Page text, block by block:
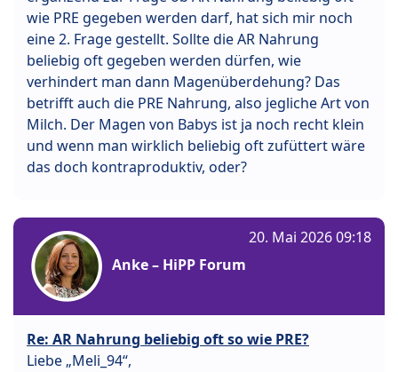
wie PRE gegeben werden darf, hat sich mir noch
eine 2. Frage gestellt. Sollte die AR Nahrung
beliebig oft gegeben werden dürfen, wie
verhindert man dann Magenüberdehung? Das
betrifft auch die PRE Nahrung, also jegliche Art von
Milch. Der Magen von Babys ist ja noch recht klein
und wenn man wirklich beliebig oft zufüttert wäre
das doch kontraproduktiv, oder?
Anke – HiPP Forum
20. Mai 2026 09:18
Re: AR Nahrung beliebig oft so wie PRE?
Liebe „Meli_94“,